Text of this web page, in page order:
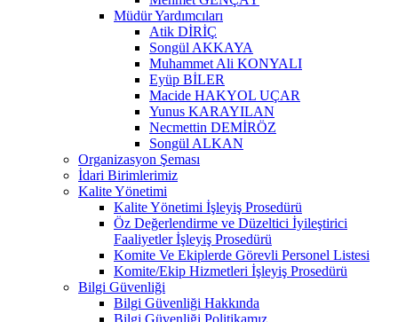
Müdür Yardımcıları
Atik DİRİÇ
Songül AKKAYA
Muhammet Ali KONYALI
Eyüp BİLER
Macide HAKYOL UÇAR
Yunus KARAYILAN
Necmettin DEMİRÖZ
Songül ALKAN
Organizasyon Şeması
İdari Birimlerimiz
Kalite Yönetimi
Kalite Yönetimi İşleyiş Prosedürü
Öz Değerlendirme ve Düzeltici İyileştirici
Faaliyetler İşleyiş Prosedürü
Komite Ve Ekiplerde Görevli Personel Listesi
Komite/Ekip Hizmetleri İşleyiş Prosedürü
Bilgi Güvenliği
Bilgi Güvenliği Hakkında
Bilgi Güvenliği Politikamız